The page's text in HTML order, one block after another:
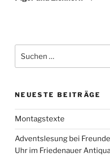
nach:
NEUESTE BEITRÄGE
Montagstexte
Adventslesung bei
Uhr im Friedenauer